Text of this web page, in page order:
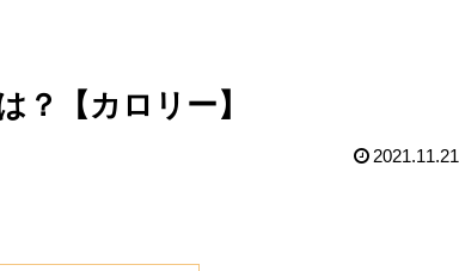
？【カロリー】
2021.11.21